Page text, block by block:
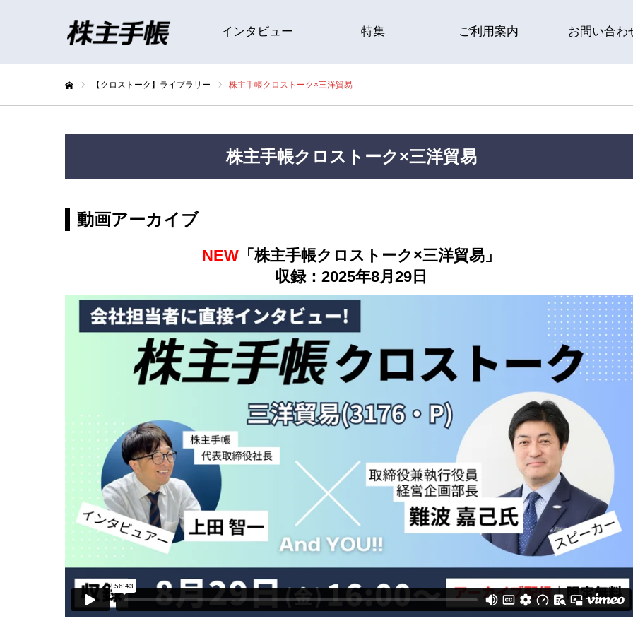
インタビュー 特集 ご利用案内 お問い合わ
【クロストーク】ライブラリー 株主手帳クロストーク×三洋貿易
株主手帳クロストーク×三洋貿易
動画アーカイブ
NEW 「株主手帳クロストーク×三洋貿易」
収録：2025年8月29日